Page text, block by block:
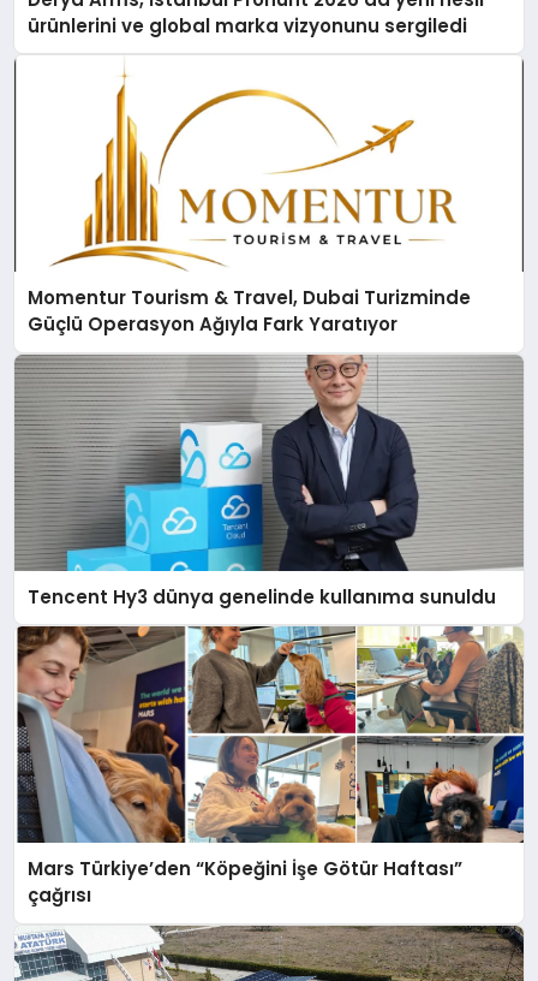
ürünlerini ve global marka vizyonunu sergiledi
Momentur Tourism & Travel, Dubai Turizminde
Güçlü Operasyon Ağıyla Fark Yaratıyor
Tencent Hy3 dünya genelinde kullanıma sunuldu
Mars Türkiye’den “Köpeğini İşe Götür Haftası”
çağrısı